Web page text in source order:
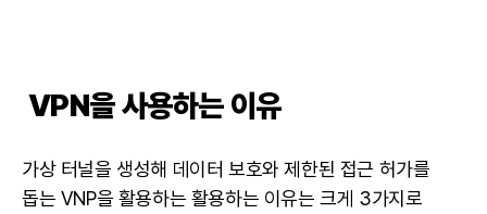
VPN을 사용하는 이유
가상 터널을 생성해 데이터 보호와 제한된 접근 허가를
돕는 VNP을 활용하는 활용하는 이유는 크게 3가지로